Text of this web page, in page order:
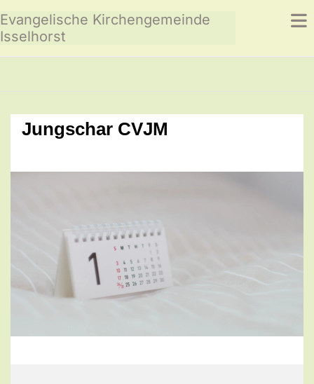
Evangelische Kirchengemeinde
Isselhorst
Jungschar CVJM